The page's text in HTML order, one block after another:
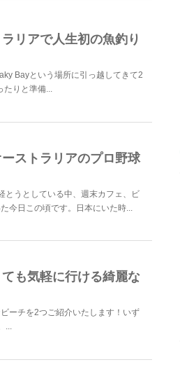
リアで人生初の魚釣り
Bayという場所に引っ越してきて2
りと準備...
ストラリアのプロ野球
とうとしている中、週末カフェ、ビ
今日この頃です。日本にいた時...
も気軽に行ける綺麗な
ーチを2つご紹介いたします！いず
...